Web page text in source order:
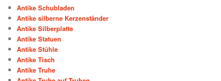
Antike Schubladen
Antike silberne Kerzenständer
Antike Silberplatte
Antike Statuen
Antike Stühle
Antike Tisch
Antike Truhe